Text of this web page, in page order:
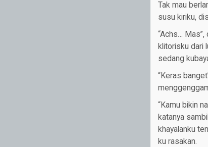
Tak mau
susu kiriku,
“Achs…
klitorisku dari
sedang
“Keras
“Kamu bikin
katanya
khayalanku
ku rasakan.